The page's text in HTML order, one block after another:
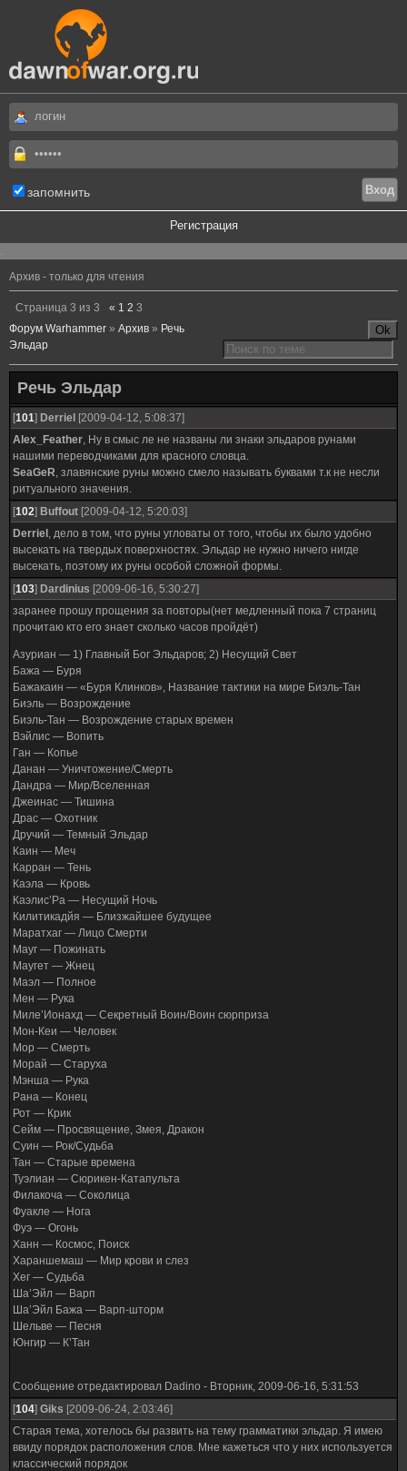
запомнить
Регистрация
.
Архив - только для чтения
Страница 3 из 3 « 1 2 3
Форум Warhammer » Архив » Речь
Эльдар
Речь Эльдар
[101] Derriel [2009-04-12, 5:08:37]
Alex_Feather, Ну в смыс ле не названы ли знаки эльдаров рунами
нашими переводчиками для красного словца.
SeaGeR, злавянские руны можно смело называть буквами т.к не несли
ритуального значения.
[102] Buffout [2009-04-12, 5:20:03]
Derriel , дело в том, что руны угловаты от того, чтобы их было удобно
высекать на твердых поверхностях. Эльдар не нужно ничего нигде
высекать, поэтому их руны особой сложной формы.
[103] Dardinius [2009-06-16, 5:30:27]
заранее прошу прощения за повторы(нет медленный пока 7 страниц
прочитаю кто его знает сколько часов пройдёт)
Азуриан — 1) Главный Бог Эльдаров; 2) Несущий Свет
Бажа — Буря
Бажакаин — «Буря Клинков», Название тактики на мире Биэль-Тан
Биэль — Возрождение
Биэль-Тан — Возрождение старых времен
Вэйлис — Вопить
Ган — Копье
Данан — Уничтожение/Смерть
Дандра — Мир/Вселенная
Джеинас — Тишина
Драс — Охотник
Дручий — Темный Эльдар
Каин — Меч
Карран — Тень
Каэла — Кровь
Каэлис’Ра — Несущий Ночь
Килитикадйя — Близжайшее будущее
Маратхаг — Лицо Смерти
Мауг — Пожинать
Маугет — Жнец
Маэл — Полное
Мен — Рука
Миле’Ионахд — Секретный Воин/Воин сюрприза
Мон-Кеи — Человек
Мор — Смерть
Морай — Старуха
Мэнша — Рука
Рана — Конец
Рот — Крик
Сейм — Просвящение, Змея, Дракон
Суин — Рок/Судьба
Тан — Старые времена
Туэлиан — Сюрикен-Катапульта
Филакоча — Соколица
Фуакле — Нога
Фуэ — Огонь
Ханн — Космос, Поиск
Хараншемаш — Мир крови и слез
Хег — Судьба
Ша’Эйл — Варп
Ша’Эйл Бажа — Варп-шторм
Шельве — Песня
Юнгир — К’Тан
Сообщение отредактировал Dadino - Вторник, 2009-06-16, 5:31:53
[104] Giks [2009-06-24, 2:03:46]
Старая тема, хотелось бы развить на тему грамматики эльдар. Я имею
ввиду порядок расположения слов. Мне кажеться что у них используется
классический порядок